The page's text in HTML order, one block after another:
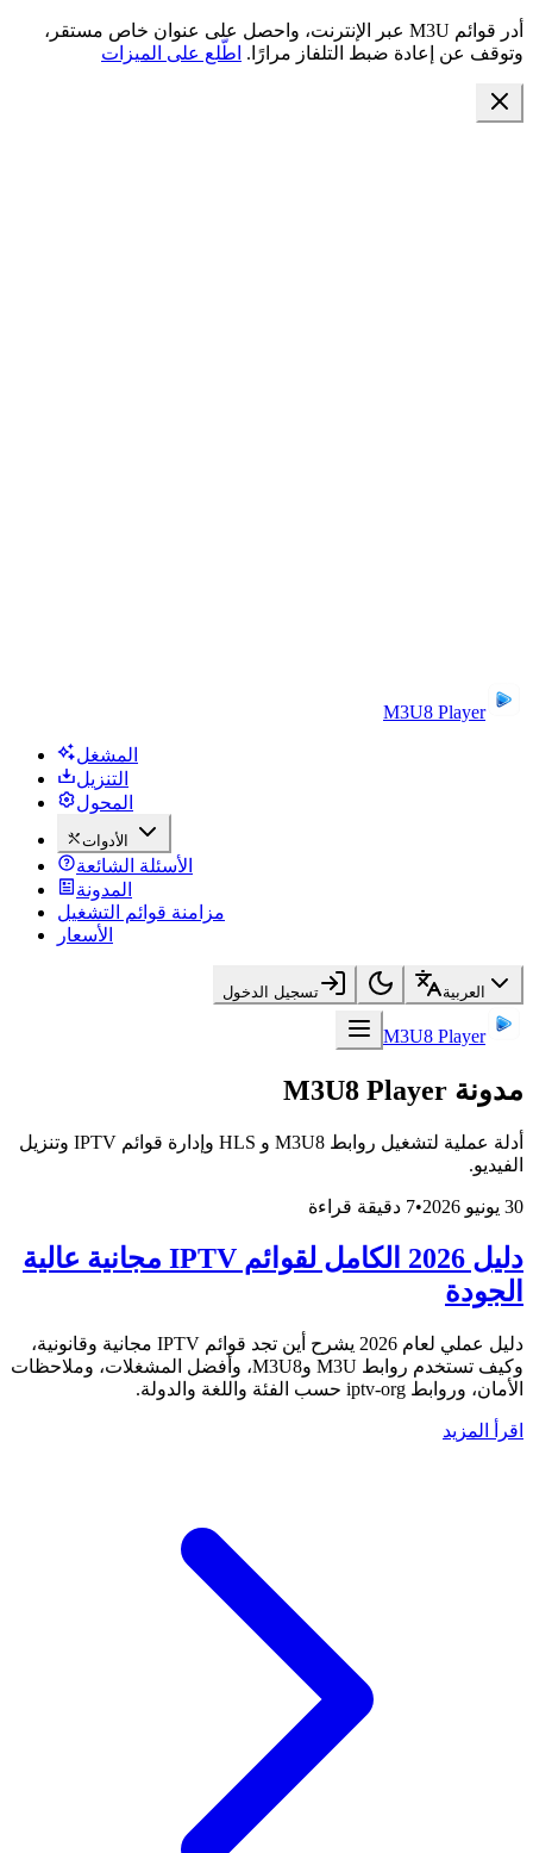
أدر قوائم M3U عبر الإنترنت، واحصل على عنوان خاص مستقر،
وتوقف عن إعادة ضبط التلفاز مرارًا. اطّلع على الميزات
M3U8 Player
المشغل
التنزيل
المحول
الأدوات
الأسئلة الشائعة
المدونة
مزامنة قوائم التشغيل
الأسعار
العربية تسجيل الدخول
M3U8 Player
مدونة M3U8 Player
أدلة عملية لتشغيل روابط M3U8 و HLS وإدارة قوائم IPTV وتنزيل
الفيديو.
30 يونيو 2026 •7 دقيقة قراءة
دليل 2026 الكامل لقوائم IPTV مجانية عالية
الجودة
دليل عملي لعام 2026 يشرح أين تجد قوائم IPTV مجانية وقانونية،
وكيف تستخدم روابط M3U وM3U8، وأفضل المشغلات، وملاحظات
الأمان، وروابط iptv-org حسب الفئة واللغة والدولة.
اقرأ المزيد